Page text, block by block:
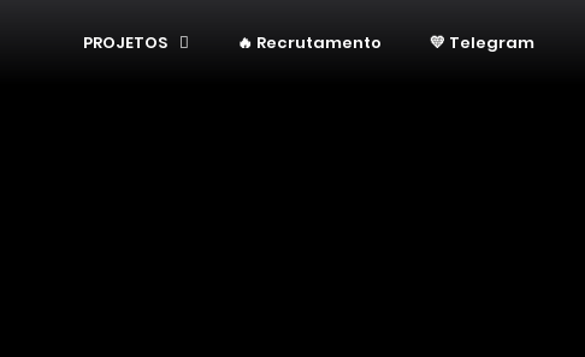
PROJETOS 🔥 Recrutamento 💛 Telegram